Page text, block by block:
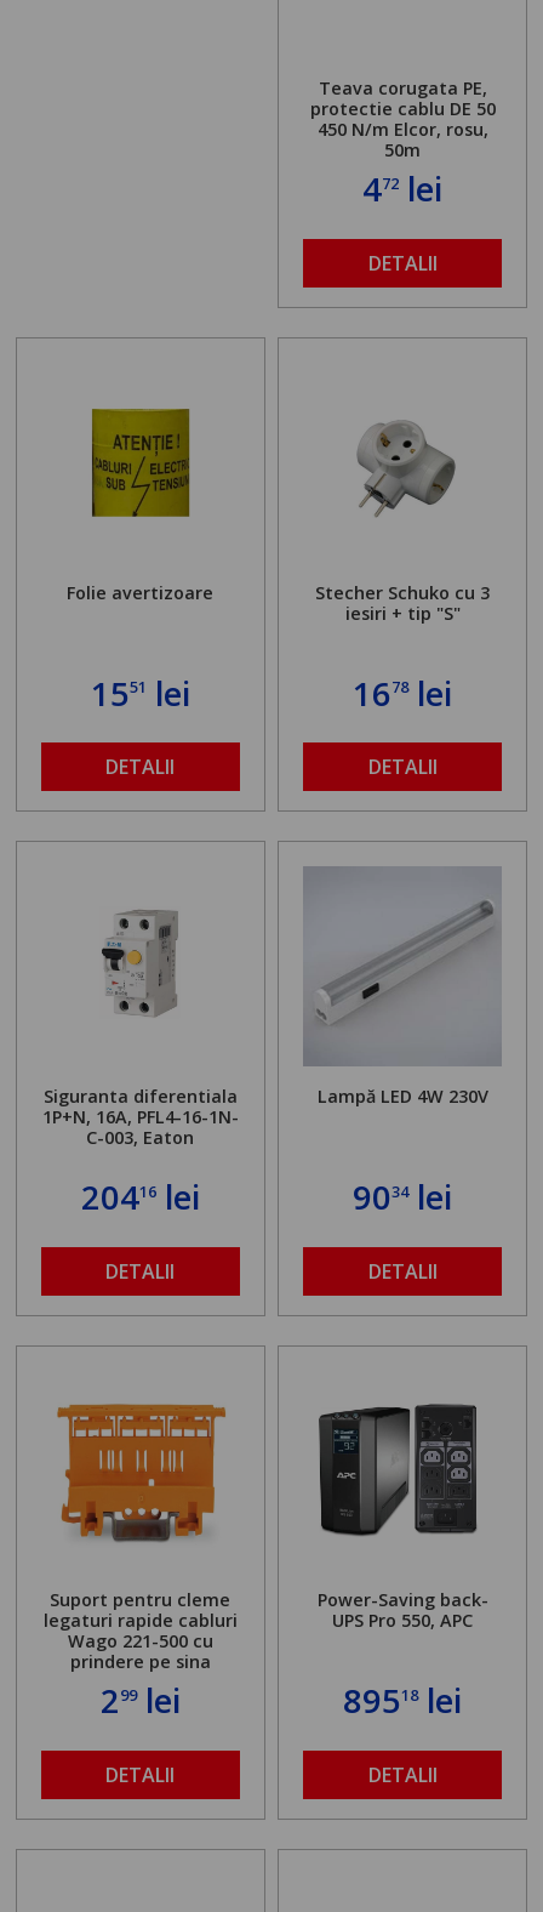
Teava corugata PE,
protectie cablu DE 50
450 N/m Elcor, rosu,
50m
472 lei
DETALII
Folie avertizoare
1551 lei
DETALII
Stecher Schuko cu 3
iesiri + tip "S"
1678lei
DETALII
Siguranta diferentiala
1P+N, 16A, PFL4-16-1N-
C-003, Eaton
20416lei
DETALII
Lampă LED 4W 230V
9034lei
DETALII
Suport pentru cleme
legaturi rapide cabluri
Wago 221-500 cu
prindere pe sina
299lei
DETALII
Power-Saving back-
UPS Pro 550, APC
89518lei
DETALII